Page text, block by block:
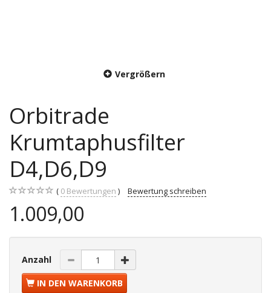
Vergrößern
Orbitrade
Krumtaphusfilter
D4,D6,D9
0 Bewertungen Bewertung schreiben
1.009,00
Anzahl
IN DEN WARENKORB